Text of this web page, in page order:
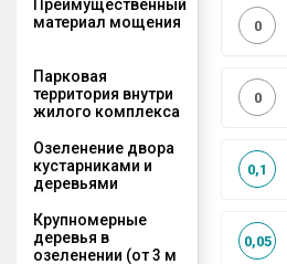
Преимущественный
материал мощения
0
Парковая
территория внутри
жилого комплекса
0
Озеленение двора
кустарниками и
деревьями
0,1
Крупномерные
деревья в
озеленении (от 3 м
0,05